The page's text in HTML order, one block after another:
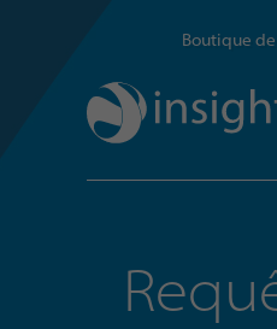
Boutique